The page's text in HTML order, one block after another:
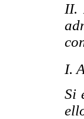
II.
I.
Si